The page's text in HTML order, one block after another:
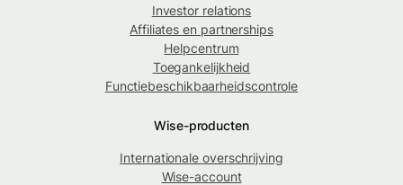
Investor relations
Affiliates en partnerships
Helpcentrum
Toegankelijkheid
Functiebeschikbaarheidscontrole
Wise-producten
Internationale overschrijving
Wise-account